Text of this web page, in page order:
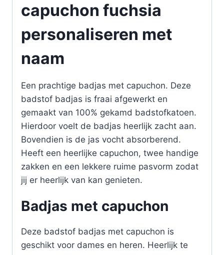
capuchon fuchsia
personaliseren met
naam
Een prachtige badjas met capuchon. Deze
badstof badjas is fraai afgewerkt en
gemaakt van 100% gekamd badstofkatoen.
Hierdoor voelt de badjas heerlijk zacht aan.
Bovendien is de jas vocht absorberend.
Heeft een heerlijke capuchon, twee handige
zakken en een lekkere ruime pasvorm zodat
jij er heerlijk van kan genieten.
Badjas met capuchon
Deze badstof badjas met capuchon is
geschikt voor dames en heren. Heerlijk te